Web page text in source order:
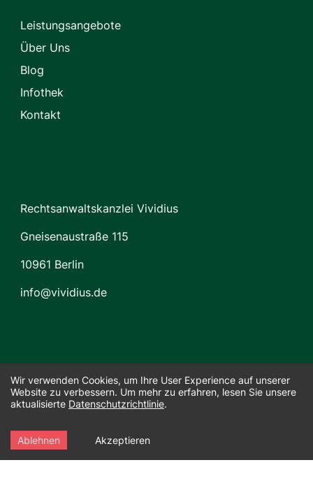
Wir verwenden Cookies, um Ihre User Experience auf unserer
Website zu verbessern. Um mehr zu erfahren, lesen Sie unsere
aktualisierte Datenschutzrichtlinie.
Ablehnen Akzeptieren
Leistungsangebote
Über Uns
Blog
Infothek
Kontakt
Rechtsanwaltskanzlei Vividius
Gneisenaustraße 115
10961 Berlin
info@vividius.de
info@vividius.de